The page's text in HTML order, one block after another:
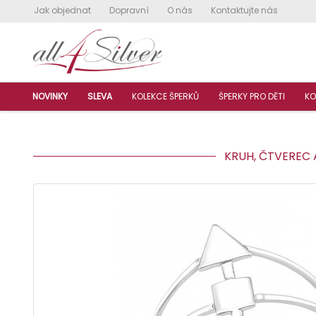
Jak objednat Dopravní O nás Kontaktujte nás
NOVINKY SLEVA KOLEKCE ŠPERKŮ ŠPERKY PRO DĚTI
KRUH,